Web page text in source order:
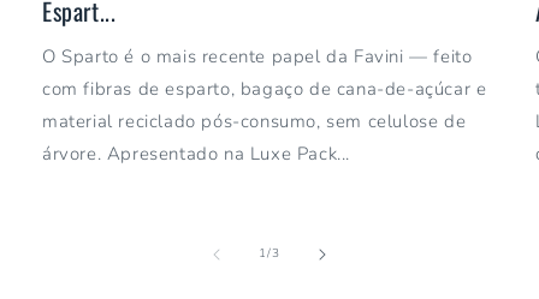
Espart...
O Sparto é o mais recente papel da Favini — feito
com fibras de esparto, bagaço de cana-de-açúcar e
material reciclado pós-consumo, sem celulose de
árvore. Apresentado na Luxe Pack...
1/de
3